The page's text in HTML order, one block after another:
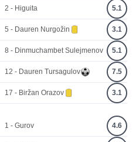
2 - Higuita 5.1
5 - Dauren Nurgožin 3.1
8 - Dinmuchambet Sulejmenov 5.1
12 - Dauren Tursagulov 7.5
17 - Biržan Orazov 3.1
1 - Gurov 4.6